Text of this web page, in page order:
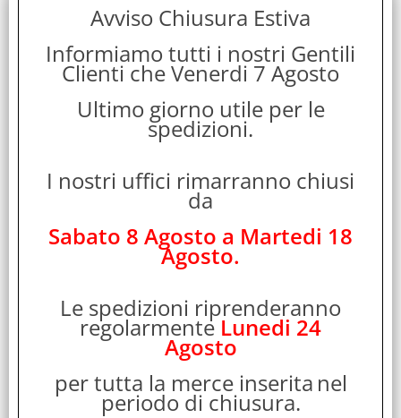
Colore:
4713120936475
XYZprinting R1NKXXY101G. Colori di stampa: Giallo,
Compatibilità marca: XYZprinting, Compatibilità: da Vinci
Disponibilità:
48 Ore lavorative
Avviso Chiusura Estiva
Informiamo tutti i nostri Gentili
Clienti che Venerdi 7 Agosto
Ultimo giorno utile per le
spedizioni.
I nostri uffici rimarranno chiusi
da
Sabato 8 Agosto a Martedi 18
Agosto.
Le spedizioni riprenderanno
regolarmente Lunedi 24
Agosto
per tutta la merce inserita nel
periodo di chiusura.